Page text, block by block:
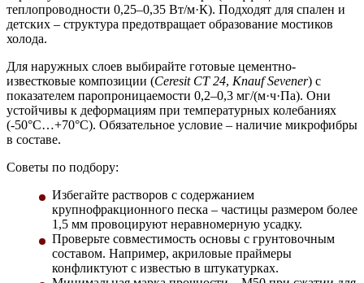
теплопроводности 0,25–0,35 Вт/м·К). Подходят для спален и
детских – структура предотвращает образование мостиков
холода.
Для наружных слоев выбирайте готовые цементно-
известковые композиции (Ceresit CT 24, Knauf Sevener) с
показателем паропроницаемости 0,2–0,3 мг/(м·ч·Па). Они
устойчивы к деформациям при температурных колебаниях
(-50°C…+70°C). Обязательное условие – наличие микрофибры
в составе.
Советы по подбору:
Избегайте растворов с содержанием
крупнофракционного песка – частицы размером более
1,5 мм провоцируют неравномерную усадку.
Проверьте совместимость основы с грунтовочным
составом. Например, акриловые праймеры
конфликтуют с известью в штукатурках.